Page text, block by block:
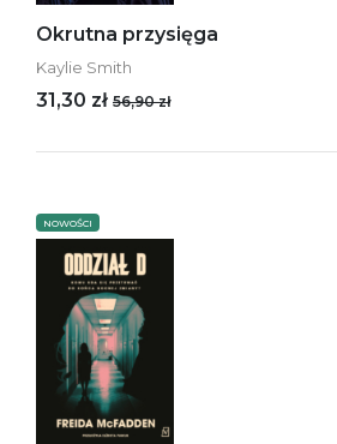
Okrutna przysięga
Kaylie Smith
31,30 zł 56,90 zł
NOWOŚCI